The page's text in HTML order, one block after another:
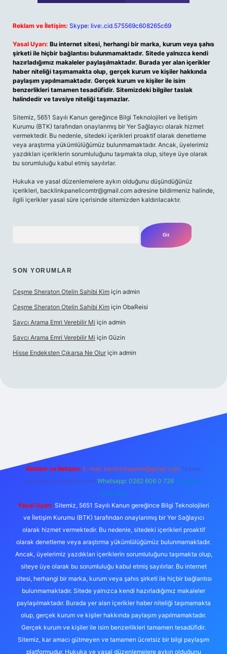
Reklam ve İletişim: Skype: live:.cid.575569c608265c69
Yasal Uyarı: Bu internet sitesi, herhangi bir marka, kurum veya şahıs
şirketi ile hiçbir bağlantısı bulunmamaktadır. Sitede yalnızca kendi
hazırladığımız makaleler paylaşılmaktadır. Burada yer alan içerikler
haber niteliği taşımamakta olup, gerçek kurum ve kişiler hakkında
paylaşım yapılmamaktadır. Gerçek kurum ve kişiler ile isim
benzerlikleri tamamen tesadüfidir. Sitemizdeki bilgiler taslak
halindedir ve tavsiye niteliği taşımazlar.
Sitemiz, 5651 Sayılı Kanun gereğince Bilgi Teknolojileri ve İletişim
Kurumu (BTK) tarafından onaylanmış bir Yer Sağlayıcı olarak hizmet
vermektedir. Bu nedenle, sitedeki içerikleri proaktif olarak denetleme
veya araştırma yükümlülüğümüz bulunmamaktadır. Ancak, üyelerimiz
yazdıkları içeriklerin sorumluluğunu taşımakta olup, siteye üye olarak
bu sorumluluğu kabul etmiş sayılırlar.
Hukuka ve yasal düzenlemelere aykırı olduğunu düşündüğünüz
içerikleri, backlinkpanelicomtr@gmail.com adresine bildirmeniz halinde,
ilgili içerikler yasal süre içerisinde sitemizden kaldırılacaktır.
SON YORUMLAR
Çeşme Sheraton Otelin Sahibi Kim için admin
Çeşme Sheraton Otelin Sahibi Kim için ObaReisi
Savcı Arama Emri Verebilir Mi için admin
Savcı Arama Emri Verebilir Mi için Güzin
Hisse Endeksten Çıkarsa Ne Olur için admin
Reklam ve İletişim: E-mail: backlinkpaneli@gmail.com Teams:
forumhizmeti@gmail.com Whatsapp: 0262 606 0 726 Telegram:
@karabul
Yasal Uyarı: Sitemiz, 5651 Sayılı Kanun gereğince Bilgi Teknolojileri
ve İletişim Kurumu (BTK) tarafından onaylanmış bir Yer Sağlayıcı
olarak hizmet vermektedir. Bu nedenle, sitedeki içerikleri proaktif
olarak denetleme veya araştırma yükümlülüğümüz bulunmamaktadır.
Ancak, üyelerimiz yazdıkları içeriklerin sorumluluğunu taşımakta olup,
siteye üye olarak bu sorumluluğu kabul etmiş sayılırlar. Bu internet
sitesi, herhangi bir marka, kurum veya şahıs şirketi ile hiçbir bağlantısı
bulunmamaktadır. Sitede yalnızca kendi hazırladığımız makaleler
paylaşılmaktadır. Burada yer alan içerikler haber niteliği taşımamakta
olup, gerçek kurum ve kişiler hakkında paylaşım yapılmamaktadır.
Gerçek kurum ve kişiler ile isim benzerlikleri tamamen tesadüfidir.
Sitemiz, kar amacı gütmeyen ve tamamen ücretsiz bir bilgi paylaşım
platformudur. Hukuka ve yasal düzenlemelere aykırı olduğunu